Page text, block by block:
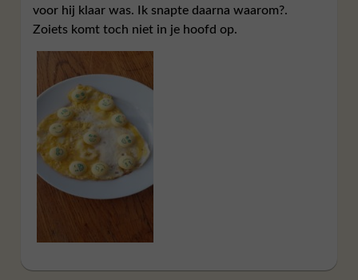
voor hij klaar was. Ik snapte daarna waarom?.
Zoiets komt toch niet in je hoofd op.